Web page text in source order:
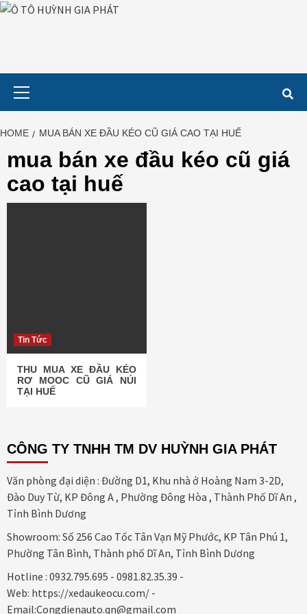
HOME MUA BÁN XE ĐẦU KÉO CŨ GIÁ CAO TẠI HUẾ
mua bán xe đầu kéo cũ giá
cao tại huế
Tin Tức
THU MUA XE ĐẦU KÉO
RƠ MOOC CŨ GIÁ NÚI
TẠI HUẾ
CÔNG TY TNHH TM DV HUỲNH GIA PHÁT
Văn phòng đại diện : Đường D1, Khu nhà ở Hoàng Nam 3-2D,
Đào Duy Từ, KP Đông A , Phường Đông Hòa , Thành Phố Dĩ An ,
Tỉnh Bình Dương
Showroom: Số 256 Cao Tốc Tân Vạn Mỹ Phước, KP Tân Phú 1,
Phường Tân Bình, Thành phố Dĩ An, Tỉnh Bình Dương
Hotline : 0932.795.695 - 0981.82.35.39 -
Web: https://xedaukeocu.com/ -
Email:Congdienauto.qn@gmail.com